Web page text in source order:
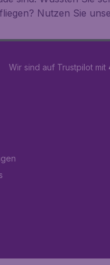
Nutzen Sie
Wir sind auf Trustpilot mit